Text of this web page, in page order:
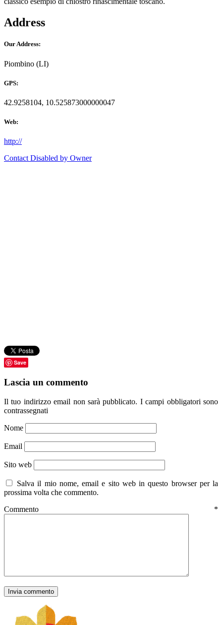
Address
Our Address:
Piombino (LI)
GPS:
42.9258104, 10.525873000000047
Web:
http://
Contact Disabled by Owner
Save
Lascia un commento
Il tuo indirizzo email non sarà pubblicato. I campi obbligatori sono
contrassegnati
Nome
Email
Sito web
Salva il mio nome, email e sito web in questo browser per la
prossima volta che commento.
Commento *